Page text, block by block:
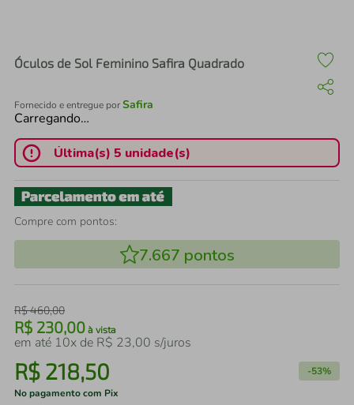
Óculos de Sol Feminino Safira Quadrado
Fornecido e entregue porSafira
Carregando…
Última(s) 5 unidade(s)
Compre com pontos:
7.667 pontos
R$460,00
R$ 230,00 à vista
em até 10x de R$ 23,00 s/juros
R$ 218,50 -53%
No pagamento com Pix